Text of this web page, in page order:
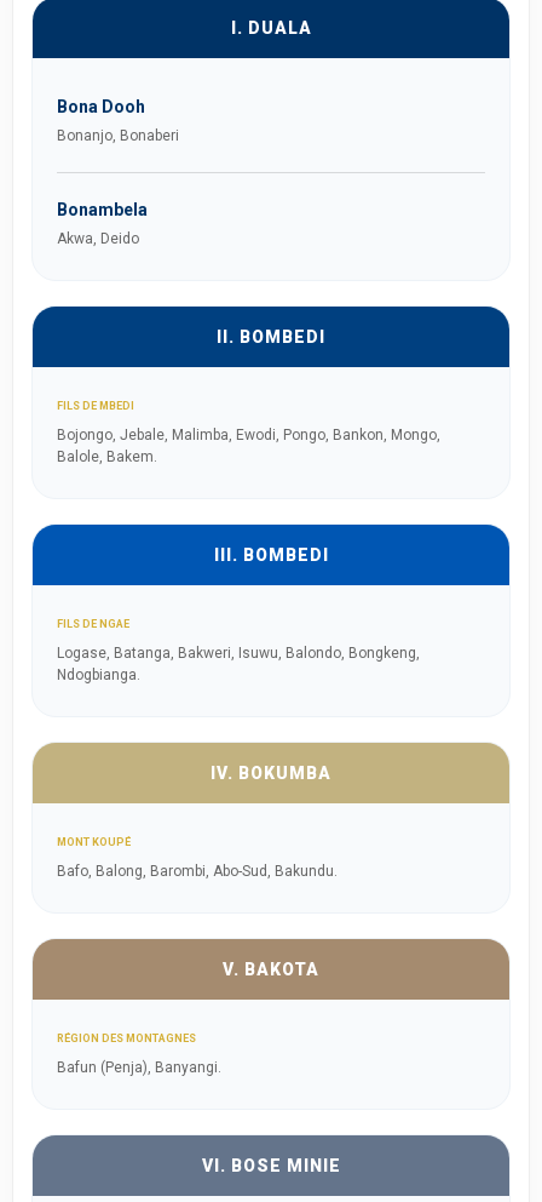
I. DUALA
Bona Dooh
Bonanjo, Bonaberi
Bonambela
Akwa, Deido
II. BOMBEDI
FILS DE MBEDI
Bojongo, Jebale, Malimba, Ewodi, Pongo, Bankon, Mongo,
Balole, Bakem.
III. BOMBEDI
FILS DE NGAE
Logase, Batanga, Bakweri, Isuwu, Balondo, Bongkeng,
Ndogbianga.
IV. BOKUMBA
MONT KOUPÉ
Bafo, Balong, Barombi, Abo-Sud, Bakundu.
V. BAKOTA
RÉGION DES MONTAGNES
Bafun (Penja), Banyangi.
VI. BOSE MINIE